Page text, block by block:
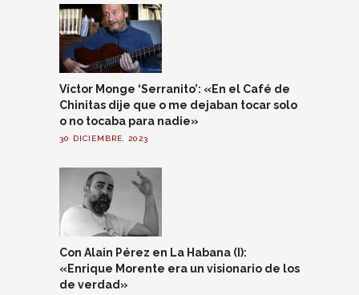
Víctor Monge ‘Serranito’: «En el Café de
Chinitas dije que o me dejaban tocar solo
o no tocaba para nadie»
30 DICIEMBRE, 2023
Con Alain Pérez en La Habana (I):
«Enrique Morente era un visionario de los
de verdad»